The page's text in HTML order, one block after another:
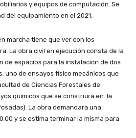
y equipos de computación. Se
del equipamiento en el 2021.
marcha tiene que ver con los
La obra civil en ejecución consta de la
de espacios para la instalación de dos
uno de ensayos físico mecánicos que
de Ciencias Forestales de
químicos que se construirá en la
La obra demandara una
y se estima terminar la misma para